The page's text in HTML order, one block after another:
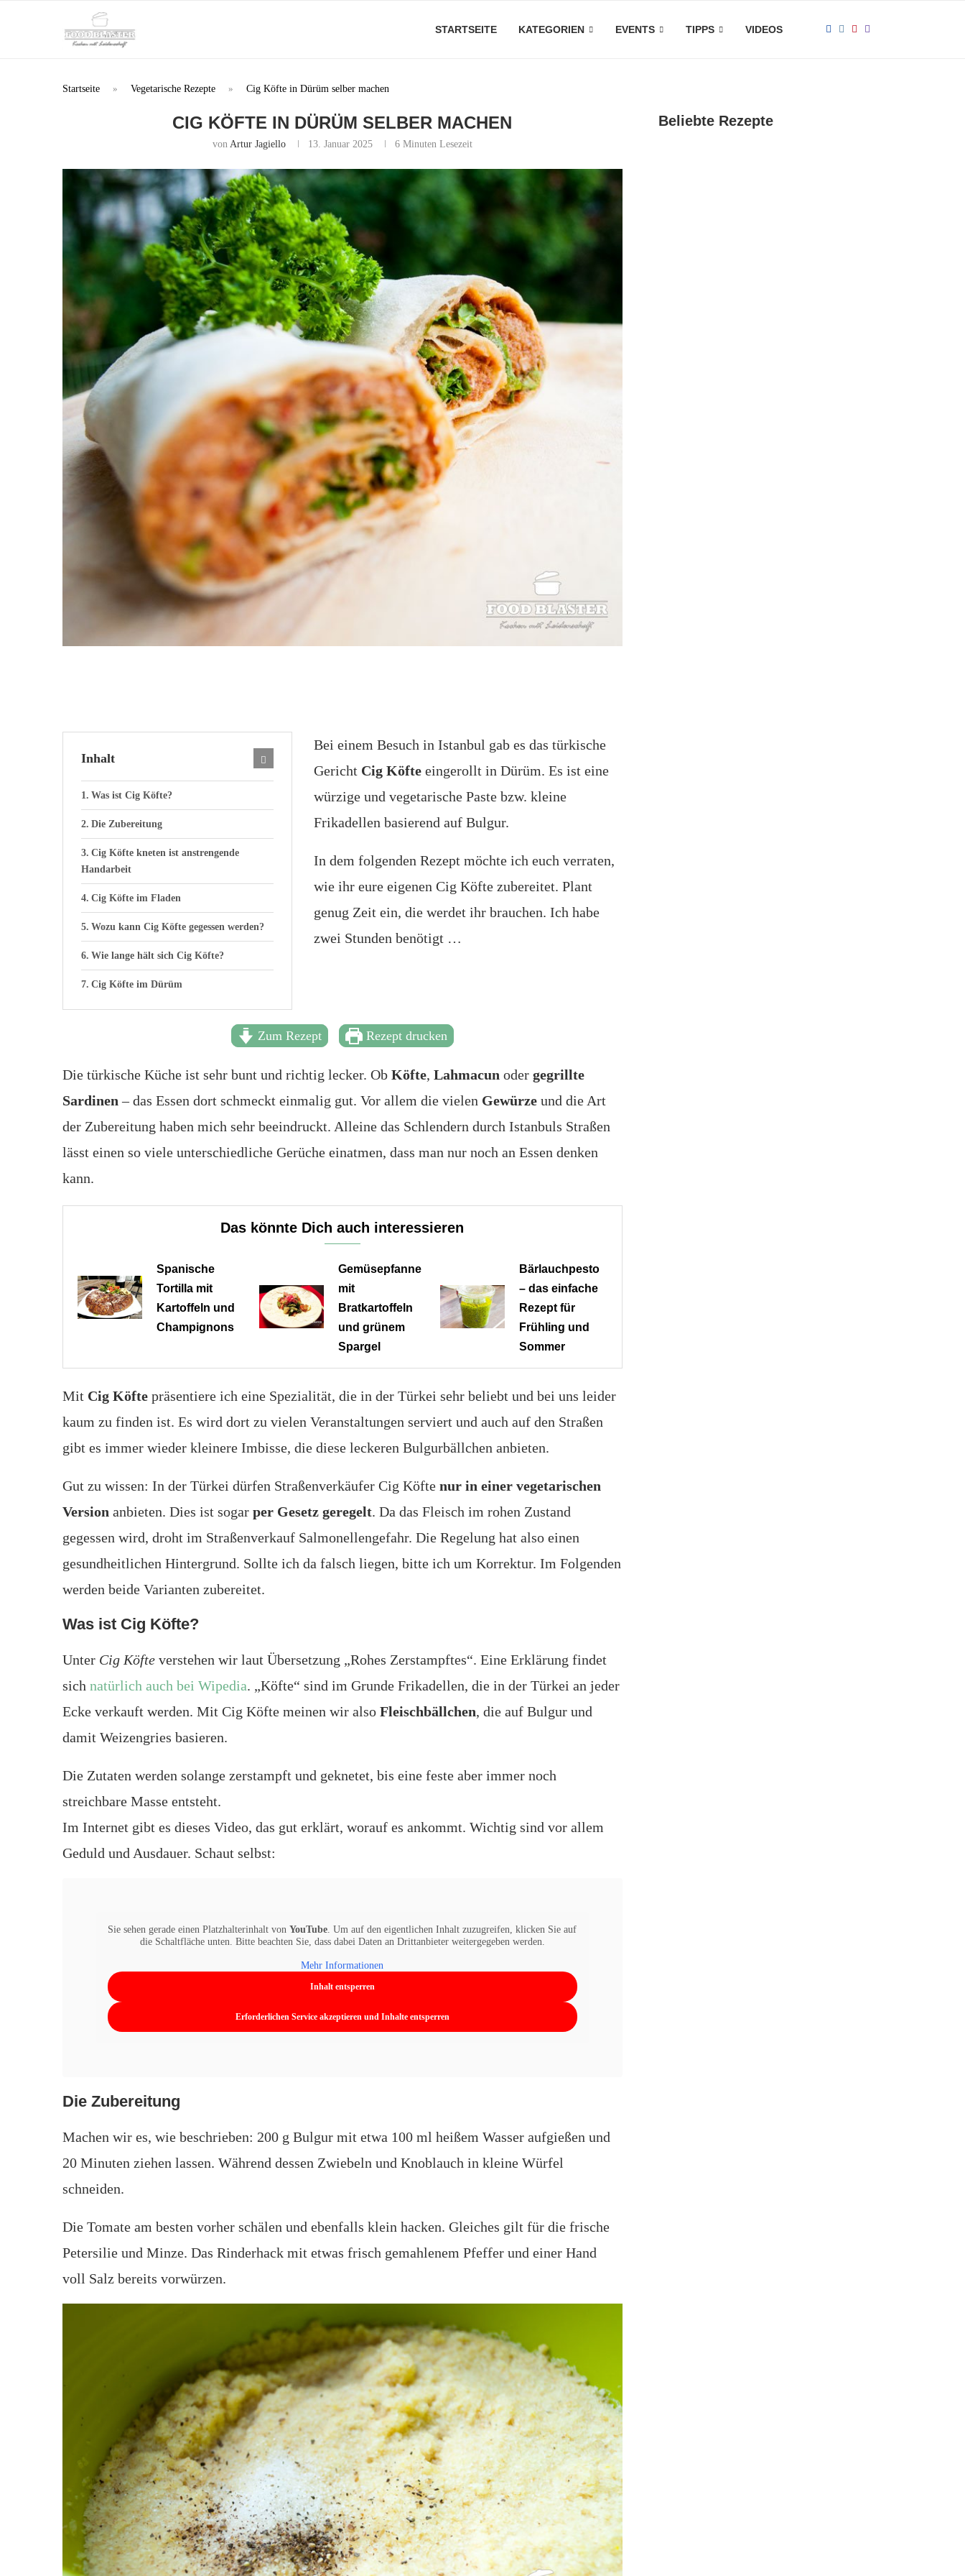
STARTSEITE KATEGORIEN EVENTS TIPPS VIDEOS
Startseite » Vegetarische Rezepte » Cig Köfte in Dürüm selber machen
CIG KÖFTE IN DÜRÜM SELBER MACHEN
von Artur Jagiello 13. Januar 2025 6 Minuten Lesezeit
Inhalt
Was ist Cig Köfte?
Die Zubereitung
Cig Köfte kneten ist anstrengende
Handarbeit
Cig Köfte im Fladen
Wozu kann Cig Köfte gegessen werden?
Wie lange hält sich Cig Köfte?
Cig Köfte im Dürüm
Bei einem Besuch in Istanbul gab es das türkische
Gericht Cig Köfte eingerollt in Dürüm. Es ist eine
würzige und vegetarische Paste bzw. kleine
Frikadellen basierend auf Bulgur.
In dem folgenden Rezept möchte ich euch verraten,
wie ihr eure eigenen Cig Köfte zubereitet. Plant
genug Zeit ein, die werdet ihr brauchen. Ich habe
zwei Stunden benötigt …
Zum Rezept Rezept drucken
Die türkische Küche ist sehr bunt und richtig lecker. Ob Köfte, Lahmacun oder gegrillte
Sardinen – das Essen dort schmeckt einmalig gut. Vor allem die vielen Gewürze und die Art
der Zubereitung haben mich sehr beeindruckt. Alleine das Schlendern durch Istanbuls Straßen
lässt einen so viele unterschiedliche Gerüche einatmen, dass man nur noch an Essen denken
kann.
Das könnte Dich auch interessieren
Spanische
Tortilla mit
Kartoffeln und
Champignons
Gemüsepfanne
mit
Bratkartoffeln
und grünem
Spargel
Bärlauchpesto
– das einfache
Rezept für
Frühling und
Sommer
Mit Cig Köfte präsentiere ich eine Spezialität, die in der Türkei sehr beliebt und bei uns leider
kaum zu finden ist. Es wird dort zu vielen Veranstaltungen serviert und auch auf den Straßen
gibt es immer wieder kleinere Imbisse, die diese leckeren Bulgurbällchen anbieten.
Gut zu wissen: In der Türkei dürfen Straßenverkäufer Cig Köfte nur in einer vegetarischen
Version anbieten. Dies ist sogar per Gesetz geregelt. Da das Fleisch im rohen Zustand
gegessen wird, droht im Straßenverkauf Salmonellengefahr. Die Regelung hat also einen
gesundheitlichen Hintergrund. Sollte ich da falsch liegen, bitte ich um Korrektur. Im Folgenden
werden beide Varianten zubereitet.
Was ist Cig Köfte?
Unter Cig Köfte verstehen wir laut Übersetzung „Rohes Zerstampftes“. Eine Erklärung findet
sich natürlich auch bei Wipedia. „Köfte“ sind im Grunde Frikadellen, die in der Türkei an jeder
Ecke verkauft werden. Mit Cig Köfte meinen wir also Fleischbällchen, die auf Bulgur und
damit Weizengries basieren.
Die Zutaten werden solange zerstampft und geknetet, bis eine feste aber immer noch
streichbare Masse entsteht.
Im Internet gibt es dieses Video, das gut erklärt, worauf es ankommt. Wichtig sind vor allem
Geduld und Ausdauer. Schaut selbst:
Sie sehen gerade einen Platzhalterinhalt vonYouTube . Um auf den eigentlichen Inhalt zuzugreifen, klicken Sie auf
die Schaltfläche unten. Bitte beachten Sie, dass dabei Daten an Drittanbieter weitergegeben werden.
Mehr Informationen
Inhalt entsperren
Erforderlichen Service akzeptieren und Inhalte entsperren
Die Zubereitung
Machen wir es, wie beschrieben: 200 g Bulgur mit etwa 100 ml heißem Wasser aufgießen und
20 Minuten ziehen lassen. Während dessen Zwiebeln und Knoblauch in kleine Würfel
schneiden.
Die Tomate am besten vorher schälen und ebenfalls klein hacken. Gleiches gilt für die frische
Petersilie und Minze. Das Rinderhack mit etwas frisch gemahlenem Pfeffer und einer Hand
voll Salz bereits vorwürzen.
Beliebte Rezepte